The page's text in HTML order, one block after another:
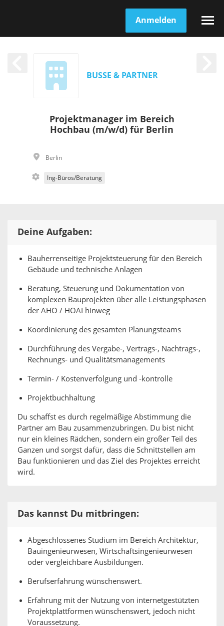
Anmelden
BUSSE & PARTNER
Projektmanager im Bereich
Hochbau (m/w/d) für Berlin
Berlin
Ing-Büros/Beratung
Deine Aufgaben:
Bauherrenseitige Projektsteuerung für den Bereich
Gebäude und technische Anlagen
Beratung, Steuerung und Dokumentation von
komplexen Bauprojekten über alle Leistungs­phasen
der AHO / HOAI hinweg
Koordinierung des gesamten Planungsteams
Durchführung des Vergabe-, Vertrags-, Nachtrags-,
Rechnungs- und Qualitätsmanagements
Termin- / Kostenverfolgung und -kontrolle
Projektbuchhaltung
Du schaffst es durch regelmäßige Abstimmung die
Partner am Bau zusammenzubringen. Du bist nicht
nur ein kleines Rädchen, sondern ein großer Teil des
Ganzen und sorgst dafür, dass die Schnittstellen am
Bau funktionieren und das Ziel des Projektes erreicht
wird.
Das kannst Du mitbringen:
Abgeschlossenes Studium im Bereich Architektur,
Bauingenieurwesen, Wirtschaftsingenieurwesen
oder vergleichbare Ausbildungen.
Berufserfahrung wünschenswert.
Erfahrung mit der Nutzung von internetgestützten
Projekt­plattformen wünschenswert, jedoch nicht
Voraussetzung.